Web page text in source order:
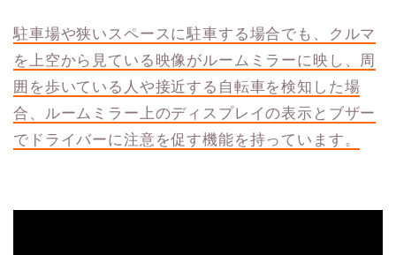
駐車場や狭いスペースに駐車する場合でも、クルマ
を上空から見ている映像がルームミラーに映し、周
囲を歩いている人や接近する自転車を検知した場
合、ルームミラー上のディスプレイの表示とブザー
でドライバーに注意を促す機能を持っています。